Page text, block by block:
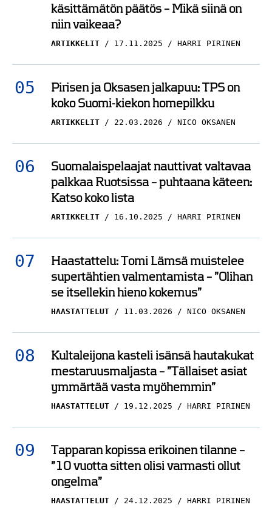
käsittämätön päätös – Mikä siinä on
niin vaikeaa?
ARTIKKELIT 17.11.2025 HARRI PIRINEN
Pirisen ja Oksasen jalkapuu: TPS on
koko Suomi-kiekon homepilkku
ARTIKKELIT 22.03.2026 NICO OKSANEN
Suomalaispelaajat nauttivat valtavaa
palkkaa Ruotsissa – puhtaana käteen:
Katso koko lista
ARTIKKELIT 16.10.2025 HARRI PIRINEN
Haastattelu: Tomi Lämsä muistelee
supertähtien valmentamista – ”Olihan
se itsellekin hieno kokemus”
HAASTATTELUT 11.03.2026 NICO OKSANEN
Kultaleijona kasteli isänsä hautakukat
mestaruusmaljasta – ”Tällaiset asiat
ymmärtää vasta myöhemmin”
HAASTATTELUT 19.12.2025 HARRI PIRINEN
Tapparan kopissa erikoinen tilanne –
”10 vuotta sitten olisi varmasti ollut
ongelma”
HAASTATTELUT 24.12.2025 HARRI PIRINEN